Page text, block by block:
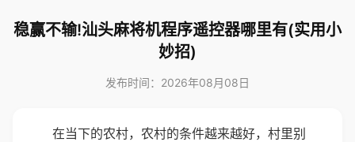
稳赢不输!汕头麻将机程序遥控器哪里有(实用小
妙招)
发布时间：2026年08月08日
在当下的农村，农村的条件越来越好，村里别